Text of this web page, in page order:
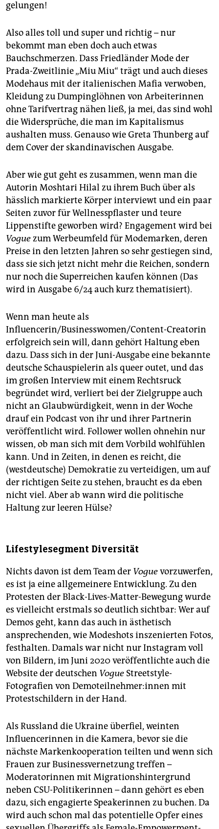
gelungen!
Also alles toll und super und richtig – nur
bekommt man eben doch auch etwas
Bauchschmerzen. Dass Friedländer Mode der
Prada-Zweitlinie „Miu Miu“ trägt und auch dieses
Modehaus mit der italienischen Mafia verwoben,
Kleidung zu Dumpinglöhnen von Arbeiterinnen
ohne Tarifvertrag nähen ließ, ja mei, das sind wohl
die Widersprüche, die man im Kapitalismus
aushalten muss. Genauso wie Greta Thunberg auf
dem Cover der skandinavischen Ausgabe.
Aber wie gut geht es zusammen, wenn man die
Autorin Mosh­tari Hilal zu ihrem Buch über als
hässlich markierte Körper interviewt und ein paar
Seiten zuvor für Wellnesspflaster und teure
Lippenstifte geworben wird? Engagement wird bei
Voguezum Werbeumfeld für Modemarken, deren
Preise in den letzten Jahren so sehr gestiegen sind,
dass sie sich jetzt nicht mehr die Reichen, sondern
nur noch die Superreichen kaufen können (Das
wird in Ausgabe 6/24 auch kurz thematisiert).
Wenn man heute als
Influencerin/Businesswomen/Content-Creatorin
erfolgreich sein will, dann gehört Haltung eben
dazu. Dass sich in der Juni-Ausgabe eine bekannte
deutsche Schauspielerin als queer outet, und das
im großen Interview mit einem Rechtsruck
begründet wird, verliert bei der Zielgruppe auch
nicht an Glaubwürdigkeit, wenn in der Woche
drauf ein Podcast von ihr und ihrer Partnerin
veröffentlicht wird. Follower wollen ohnehin nur
wissen, ob man sich mit dem Vorbild wohlfühlen
kann. Und in Zeiten, in denen es reicht, die
(westdeutsche) Demokratie zu verteidigen, um auf
der richtigen Seite zu stehen, braucht es da eben
nicht viel. Aber ab wann wird die politische
Haltung zur leeren Hülse?
Lifestylesegment Diversität
Nichts davon ist dem Team der Voguevorzuwerfen,
es ist ja eine allgemeinere Entwicklung. Zu den
Protesten der Black-Lives-Matter-Bewegung wurde
es vielleicht erstmals so deutlich sichtbar: Wer auf
Demos geht, kann das auch in ästhetisch
ansprechenden, wie Modeshots inszenierten Fotos,
festhalten. Damals war nicht nur Instagram voll
von Bildern, im Juni 2020 veröffentlichte auch die
Website der deutschen Vogue Streetstyle-
Fotografien von De­mo­teil­neh­me­r:in­nen mit
Protestschildern in der Hand.
Als Russland die Ukraine überfiel, weinten
Influencerinnen in die Kamera, bevor sie die
nächste Markenkooperation teilten und wenn sich
Frauen zur Businessvernetzung treffen –
Moderatorinnen mit Migrationshintergrund
neben CSU-Politikerinnen – dann gehört es eben
dazu, sich engagierte Speakerinnen zu buchen. Da
wird auch schon mal das potentielle Opfer eines